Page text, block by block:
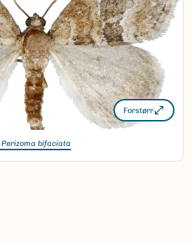
Forstørr
Perizoma bifaciata